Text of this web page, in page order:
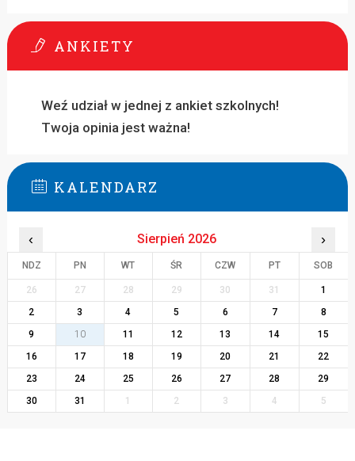
ANKIETY
Weź udział w jednej z ankiet szkolnych!
Twoja opinia jest ważna!
KALENDARZ
‹ Sierpień 2026 ›
NDZ PN WT ŚR CZW PT SOB
26 27 28 29 30 31
1
2
3 4 5 6 7
8
9
10 11 12 13 14
15
16
17 18 19 20 21
22
23
24 25 26 27 28
29
30
31 1 2 3 4 5